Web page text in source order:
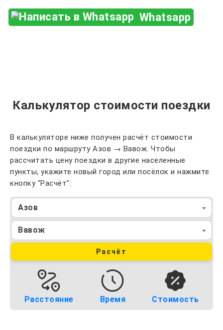
Whatsapp
Калькулятор стоимости поездки
В калькуляторе ниже получен расчёт стоимости
поездки по маршруту Азов → Вавож. Чтобы
рассчитать цену поездки в другие населенные
пункты, укажите новый город или посёлок и нажмите
кнопку "Расчёт":
Азов
Вавож
Расчёт
Расстояние Время Стоимость